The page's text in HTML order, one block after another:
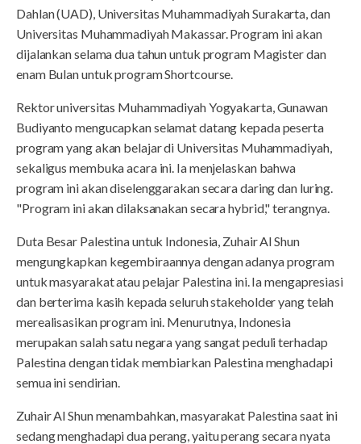
Dahlan (UAD), Universitas Muhammadiyah Surakarta, dan
Universitas Muhammadiyah Makassar. Program ini akan
dijalankan selama dua tahun untuk program Magister dan
enam Bulan untuk program Shortcourse.
Rektor universitas Muhammadiyah Yogyakarta, Gunawan
Budiyanto mengucapkan selamat datang kepada peserta
program yang akan belajar di Universitas Muhammadiyah,
sekaligus membuka acara ini. Ia menjelaskan bahwa
program ini akan diselenggarakan secara daring dan luring.
"Program ini akan dilaksanakan secara hybrid," terangnya.
Duta Besar Palestina untuk Indonesia, Zuhair Al Shun
mengungkapkan kegembiraannya dengan adanya program
untuk masyarakat atau pelajar Palestina ini. Ia mengapresiasi
dan berterima kasih kepada seluruh stakeholder yang telah
merealisasikan program ini. Menurutnya, Indonesia
merupakan salah satu negara yang sangat peduli terhadap
Palestina dengan tidak membiarkan Palestina menghadapi
semua ini sendirian.
Zuhair Al Shun menambahkan, masyarakat Palestina saat ini
sedang menghadapi dua perang, yaitu perang secara nyata